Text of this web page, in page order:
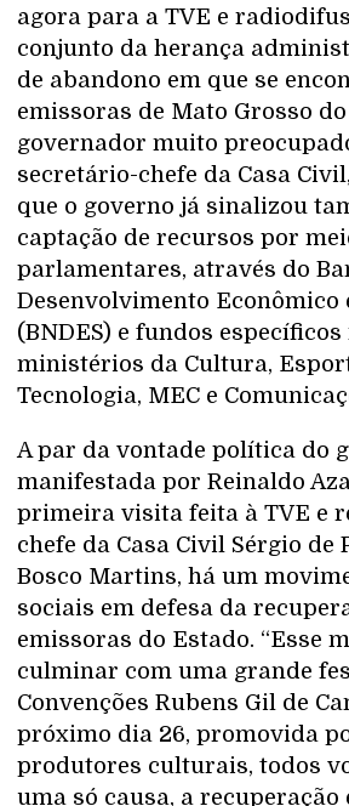
agora para a TVE e
conjunto da herança
de abandono em que se
emissoras de Mato Grosso
governador muito
secretário-chefe da Casa
que o governo já sinalizou
captação de recursos por
parlamentares, através do
Desenvolvimento Econômico
(BNDES) e fundos
ministérios da Cultura,
Tecnologia, MEC e
A par da vontade política do
manifestada por Reinaldo
primeira visita feita à TVE e
chefe da Casa Civil Sérgio de
Bosco Martins, há um
sociais em defesa da
emissoras do Estado. “Esse
culminar com uma grande
Convenções Rubens Gil de
próximo dia 26, promovida
produtores culturais, todos
uma só causa, a recuperação